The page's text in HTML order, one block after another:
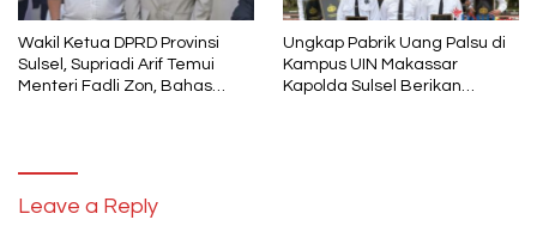
Wakil Ketua DPRD Provinsi
Sulsel, Supriadi Arif Temui
Menteri Fadli Zon, Bahas
Ungkap Pabrik Uang Palsu di
Kampus UIN Makassar
Kapolda Sulsel Berikan
Leave a Reply